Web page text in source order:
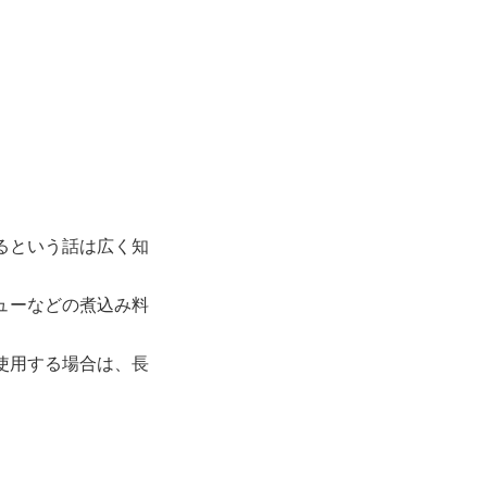
という話は広く知
ーなどの煮込み料
用する場合は、長